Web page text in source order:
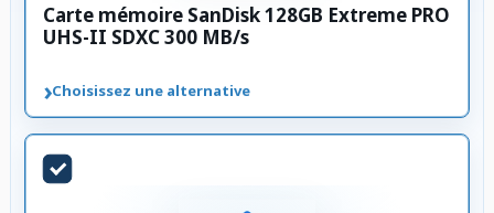
Carte mémoire SanDisk 128GB Extreme PRO
UHS-II SDXC 300 MB/s
›Choisissez une alternative